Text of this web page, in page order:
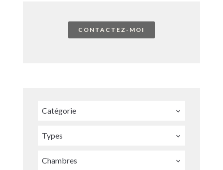
CONTACTEZ-MOI
Catégorie
Types
Chambres